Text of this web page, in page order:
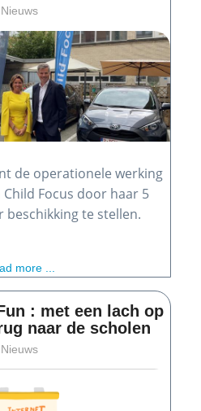
Nieuws
de operationele werking
Focus door haar 5
beschikking te stellen.
more ...
: met een lach op
naar de scholen
Nieuws